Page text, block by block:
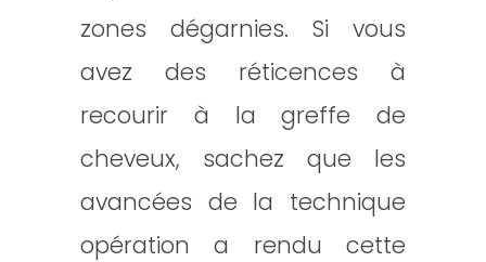
zones dégarnies. Si vous
avez des réticences à
recourir à la greffe de
cheveux, sachez que les
avancées de la technique
opération a rendu cette